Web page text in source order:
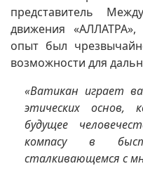
представитель
движения
опыт был
возможности для
«Ватикан играет
этических основ,
будущее
компасу в
сталкивающемся с